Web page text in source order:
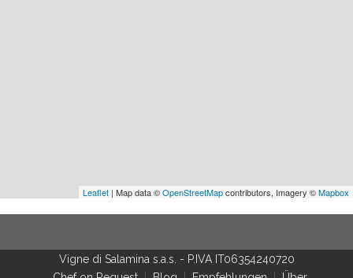
Leaflet | Map data ©OpenStreetMapcontributors, Imagery ©Mapbox
Vigne di Salamina s.a.s. - P.IVA IT06354240720